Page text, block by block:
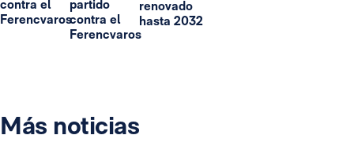
contra el
Ferencvaros
partido
contra el
Ferencvaros
renovado
hasta 2032
Más noticias